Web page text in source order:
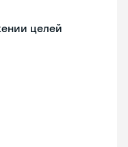
целей